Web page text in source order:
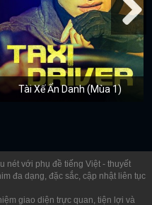
Tài Xế Ẩn Danh (Mùa 1)
nét với phụ đề tiếng Việt - thuyết
đa dạng, đặc sắc, cập nhật liên tục
giao diện trực quan, tiện lợi và